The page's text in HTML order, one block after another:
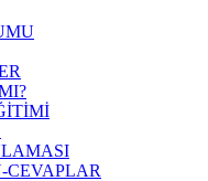
CEVAPLAR